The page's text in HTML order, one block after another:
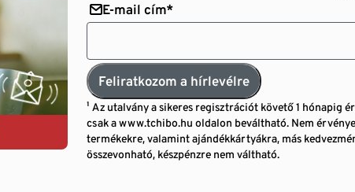
E-mail cím*
Feliratkozom a hírlevélre
¹ Az utalvány a sikeres regisztrációt követő 1 hónapig
csak a www.tchibo.hu oldalon beváltható. Nem
termékekre, valamint ajándékkártyákra, más
összevonható, készpénzre nem váltható.